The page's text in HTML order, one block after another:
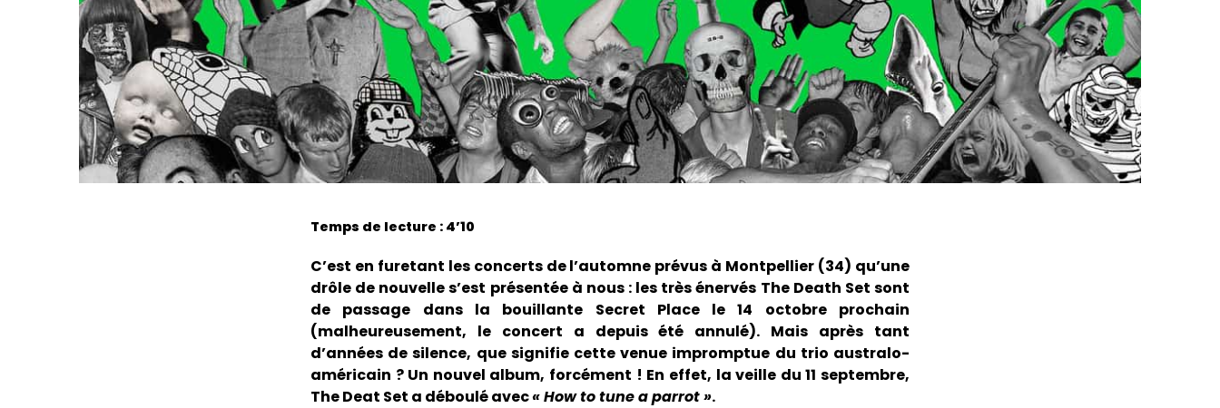
Temps de lecture : 4’10
C’est en furetant les concerts de l’automne prévus à Montpellier (34) qu’une
drôle de nouvelle s’est présentée à nous : les très énervés The Death Set sont
de passage dans la bouillante Secret Place le 14 octobre prochain
(malheureusement, le concert a depuis été annulé). Mais après tant
d’années de silence, que signifie cette venue impromptue du trio australo-
américain ? Un nouvel album, forcément ! En effet, la veille du 11 septembre,
The Deat Set a déboulé avec« How to tune a parrot ».